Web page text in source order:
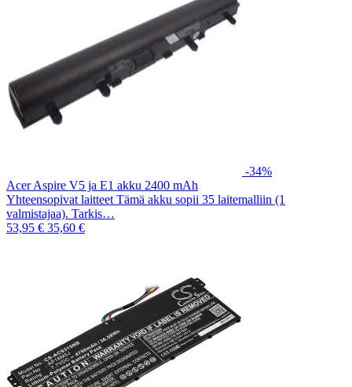
-34%
Acer Aspire V5 ja E1 akku 2400 mAh
Yhteensopivat laitteet Tämä akku sopii 35 laitemalliin (1
valmistajaa). Tarkis…
53,95 € 35,60 €